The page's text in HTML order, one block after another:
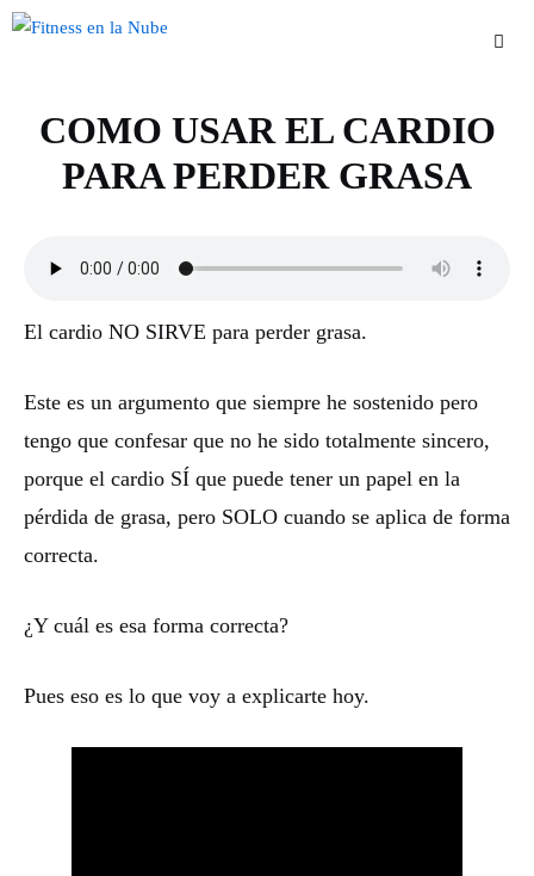
Saltar
COMO USAR EL CARDIO
PARA PERDER GRASA
El cardio NO SIRVE para perder grasa.
Este es un argumento que siempre he sostenido pero
tengo que confesar que no he sido totalmente sincero,
porque el cardio SÍ que puede tener un papel en la
pérdida de grasa, pero SOLO cuando se aplica de forma
correcta.
¿Y cuál es esa forma correcta?
Pues eso es lo que voy a explicarte hoy.